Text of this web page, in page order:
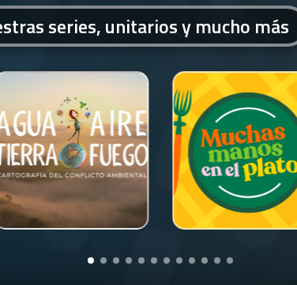
series, unitarios y mucho más